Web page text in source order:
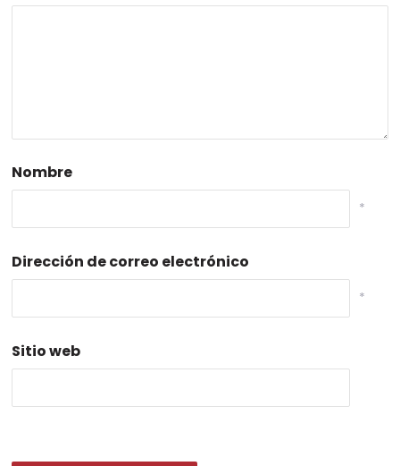
Nombre
*
Dirección de correo electrónico
*
Sitio web